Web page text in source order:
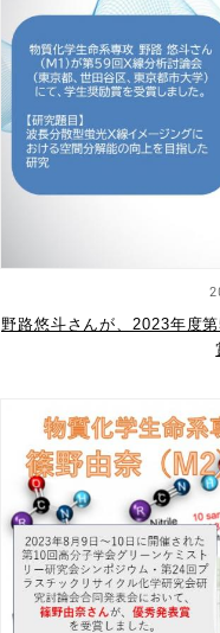
野路悠斗さんが、2023年度